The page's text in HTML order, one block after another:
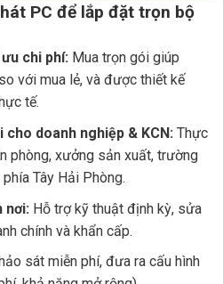
PC để lắp đặt trọn bộ
chi phí: Mua trọn gói giúp
với mua lẻ, và được thiết kế
tế.
doanh nghiệp & KCN: Thực
phòng, xưởng sản xuất, trường
Tây Hải Phòng.
nơi: Hỗ trợ kỹ thuật định kỳ, sửa
chính và khẩn cấp.
sát miễn phí, đưa ra cấu hình